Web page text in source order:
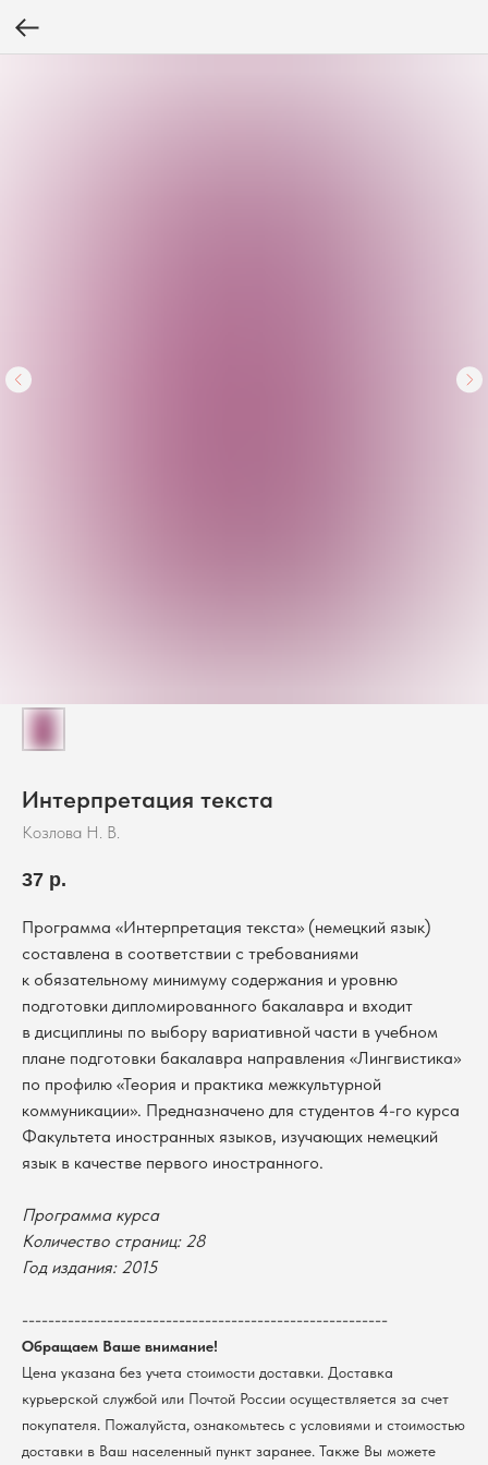
Интерпретация текста
Козлова Н. В.
37 р.
Программа «Интерпретация текста» (немецкий язык)
составлена в соответствии с требованиями
к обязательному минимуму содержания и уровню
подготовки дипломированного бакалавра и входит
в дисциплины по выбору вариативной части в учебном
плане подготовки бакалавра направления «Лингвистика»
по профилю «Теория и практика межкультурной
коммуникации». Предназначено для студентов 4-го курса
Факультета иностранных языков, изучающих немецкий
язык в качестве первого иностранного.
Программа курса
Количество страниц: 28
Год издания: 2015
--------------------------------------------------------
Обращаем Ваше внимание!
Цена указана без учета стоимости доставки. Доставка
курьерской службой или Почтой России осуществляется за счет
покупателя. Пожалуйста, ознакомьтесь с условиями и стоимостью
доставки в Ваш населенный пункт заранее. Также Вы можете
Контакты
Мерч НГУ
Политика обработки персональных данных
г. Новосибирск, ул. Пирогова, 3
ИНН 5408106490
КПП 540801001